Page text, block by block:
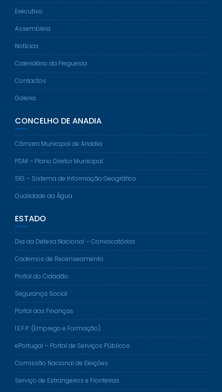
Executivo
Assembleia
Notícias
Calendário da Freguesia
Contactos
Galeria
CONCELHO DE ANADIA
Câmara Municipal de Anadia
PDM – Plano Diretor Municipal
SIG – Sistema de Informação Geográfico
Qualidade da Água
ESTADO
Dia da Defesa Nacional – Convocatórias
Cadernos de Recenseamento
Portal do Cidadão
Segurança Social
Portal das Finanças
I.E.F.P. (Emprego e Formação)
ePortugal – Portal de Serviços Públicos
Comissão Nacional de Eleições
Serviço de Estrangeiros e Fronteiras